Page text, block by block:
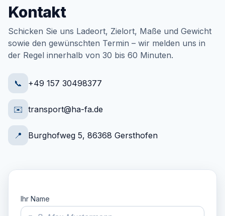
Kontakt
Schicken Sie uns Ladeort, Zielort, Maße und Gewicht
sowie den gewünschten Termin – wir melden uns in
der Regel innerhalb von 30 bis 60 Minuten.
📞 +49 157 30498377
✉️ transport@ha-fa.de
📍 Burghofweg 5, 86368 Gersthofen
Ihr Name